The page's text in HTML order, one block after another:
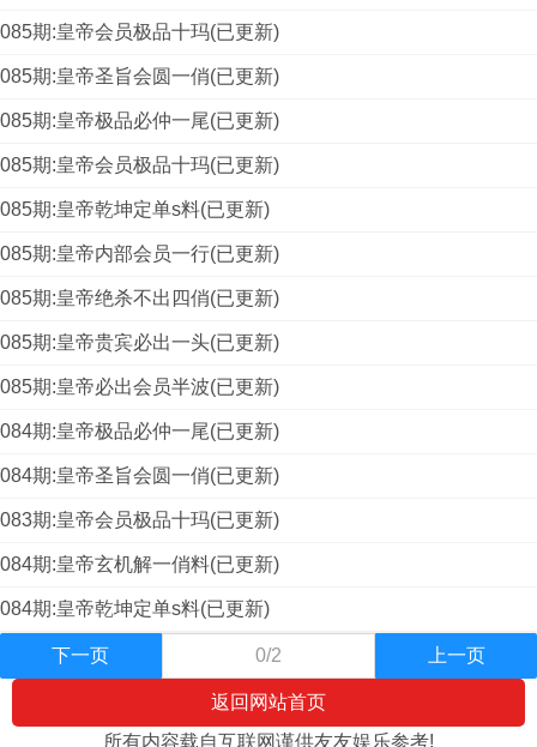
085期:皇帝会员极品十玛(已更新)
085期:皇帝圣旨会圆一俏(已更新)
085期:皇帝极品必仲一尾(已更新)
085期:皇帝会员极品十玛(已更新)
085期:皇帝乾坤定单s料(已更新)
085期:皇帝内部会员一行(已更新)
085期:皇帝绝杀不出四俏(已更新)
085期:皇帝贵宾必出一头(已更新)
085期:皇帝必出会员半波(已更新)
084期:皇帝极品必仲一尾(已更新)
084期:皇帝圣旨会圆一俏(已更新)
083期:皇帝会员极品十玛(已更新)
084期:皇帝玄机解一俏料(已更新)
084期:皇帝乾坤定单s料(已更新)
下一页 0/2 上一页
返回网站首页
所有内容载自互联网谨供友友娱乐参考!